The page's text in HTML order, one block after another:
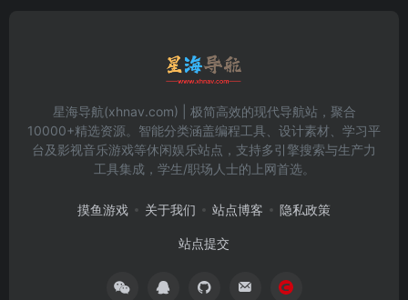
星海导航(xhnav.com) | 极简高效的现代导航站，聚合
10000+精选资源。智能分类涵盖编程工具、设计素材、学习平
台及影视音乐游戏等休闲娱乐站点，支持多引擎搜索与生产力
工具集成，学生/职场人士的上网首选。
摸鱼游戏 关于我们 站点博客 隐私政策
站点提交